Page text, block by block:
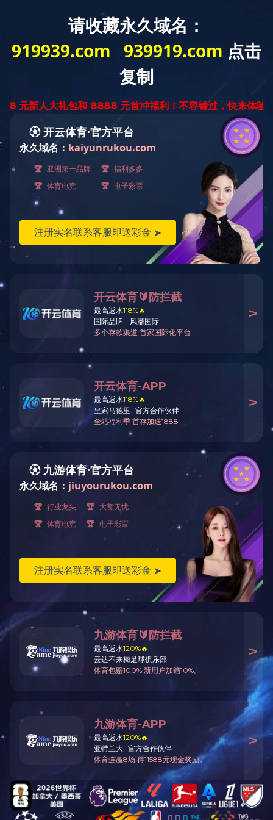
版
尼龙系列
产品世界
3＃尼龙浅金牙闭口链
用途：
材质：
颜色：
返回
产品说明